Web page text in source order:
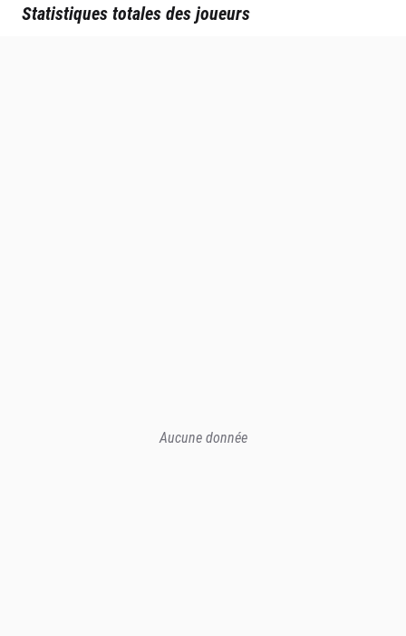
Statistiques totales des joueurs
Aucune donnée